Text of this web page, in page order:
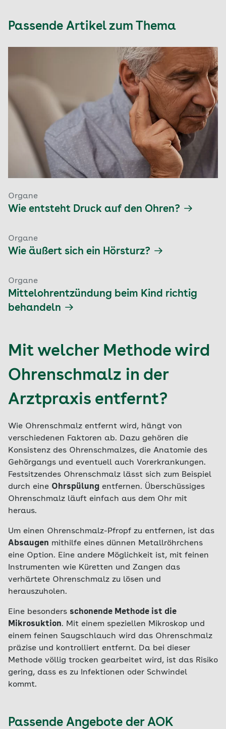
Passende Artikel zum Thema
Organe
Wie entsteht Druck auf den Ohren?
Organe
Wie äußert sich ein Hörsturz?
Organe
Mittelohrentzündung beim Kind richtig
behandeln
Mit welcher Methode wird
Ohrenschmalz in der
Arztpraxis entfernt?
Wie Ohrenschmalz entfernt wird, hängt von
verschiedenen Faktoren ab. Dazu gehören die
Konsistenz des Ohrenschmalzes, die Anatomie des
Gehörgangs und eventuell auch Vorerkrankungen.
Festsitzendes Ohrenschmalz lässt sich zum Beispiel
durch eine Ohrspülung entfernen. Überschüssiges
Ohrenschmalz läuft einfach aus dem Ohr mit
heraus.
Um einen Ohrenschmalz-Pfropf zu entfernen, ist das
Absaugen mithilfe eines dünnen Metallröhrchens
eine Option. Eine andere Möglichkeit ist, mit feinen
Instrumenten wie Küretten und Zangen das
verhärtete Ohrenschmalz zu lösen und
herauszuholen.
Eine besonders schonende Methode ist die
Mikrosuktion. Mit einem speziellen Mikroskop und
einem feinen Saugschlauch wird das Ohrenschmalz
präzise und kontrolliert entfernt. Da bei dieser
Methode völlig trocken gearbeitet wird, ist das Risiko
gering, dass es zu Infektionen oder Schwindel
kommt.
Passende Angebote der AOK